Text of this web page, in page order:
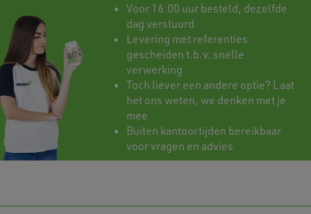
Voor 16.00 uur besteld, dezelfde
dag verstuurd
Levering met referenties
gescheiden t.b.v. snelle
verwerking
Toch liever een andere optie? Laat
het ons weten, we denken met je
mee
Buiten kantoortijden bereikbaar
voor vragen en advies